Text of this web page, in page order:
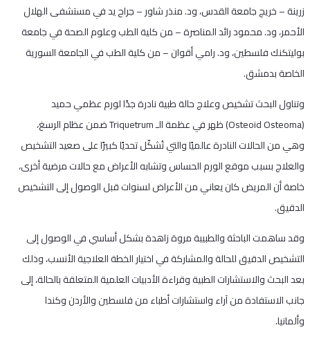
زرينة – خريج جامعة القدس، ود. منذر شاور – جراح يد في مستشفى الهلال
الأحمر، ود. محمود رائد المناصرة – من كلية الطب وعلوم الصحة في جامعة
بوليتكنك فلسطين، ود. رامي أقوان – من كلية الطب في الجامعة السورية
الخاصة بدمشق.
وتناول البحث تشخيص وعلاج حالة طبية نادرة جدًا لورم عظمي حميد
(Osteoid Osteoma) ظهر في عظمة الـ Triquetrum ضمن عظام الرسغ،
وهي من الحالات النادرة عالميًا والتي تُشكّل تحديًا كبيرًا على صعيد التشخيص
والعلاج بسبب موقع الورم الحساس وتشابه الأعراض مع حالات مرضية أخرى،
خاصة أن المريض كان يعاني من الأعراض لسنوات قبل الوصول إلى التشخيص
الدقيق.
وقد ساهمت الباحثة والطبيبة مروة زاهدة بشكل أساسي في الوصول إلى
التشخيص الدقيق للحالة والمشاركة في اختيار الخطة العلاجية الأنسب، وذلك
بعد البحث والاستشارات الطبية وقراءة الأدبيات العلمية المتعلقة بالحالة، إلى
جانب الاستفادة من آراء واستشارات أطباء من فلسطين والأردن وكندا
وألمانيا.